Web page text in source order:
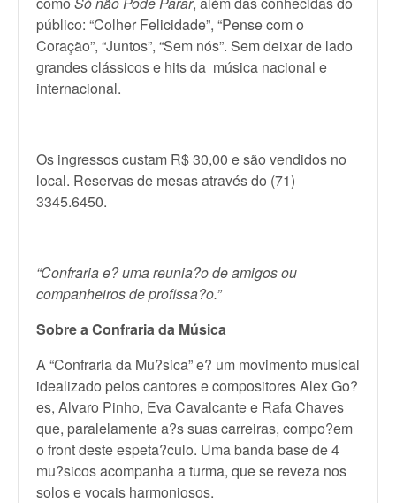
público: “Colher Felicidade”, “Pense com o
Coração”, “Juntos”, “Sem nós”. Sem deixar de lado
grandes clássicos e hits da música nacional e
internacional.
Os ingressos custam R$ 30,00 e são vendidos no
local. Reservas de mesas através do (71)
3345.6450.
“Confraria e? uma reunia?o de amigos ou
companheiros de profissa?o.”
Sobre a Confraria da Música
A “Confraria da Mu?sica” e? um movimento musical
idealizado pelos cantores e compositores Alex Go?
es, Alvaro Pinho, Eva Cavalcante e Rafa Chaves
que, paralelamente a?s suas carreiras, compo?em
o front deste espeta?culo. Uma banda base de 4
mu?sicos acompanha a turma, que se reveza nos
solos e vocais harmoniosos.